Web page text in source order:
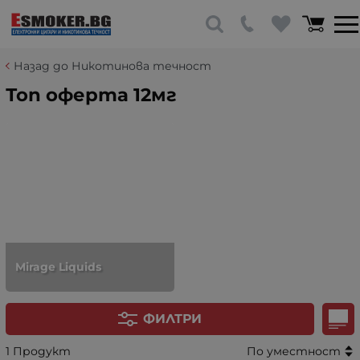
Назад до Никотинова течност
Топ оферта 12мг
Mirage Liquids
ФИЛТРИ
1 Продукт По уместност